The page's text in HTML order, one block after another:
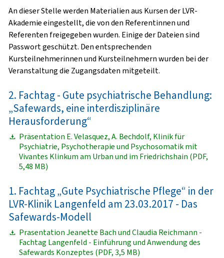
An dieser Stelle werden Materialien aus Kursen der LVR-
Akademie eingestellt, die von den Referentinnen und
Referenten freigegeben wurden. Einige der Dateien sind
Passwort geschützt. Den entsprechenden
Kursteilnehmerinnen und Kursteilnehmern wurden bei der
Veranstaltung die Zugangsdaten mitgeteilt.
2. Fachtag - Gute psychiatrische Behandlung:
„Safewards, eine interdisziplinäre
Herausforderung“
Präsentation E. Velasquez, A. Bechdolf, Klinik für
Psychiatrie, Psychotherapie und Psychosomatik mit
Vivantes Klinkum am Urban und im Friedrichshain (PDF,
5,48 MB)
1. Fachtag „Gute Psychiatrische Pflege“ in der
LVR-Klinik Langenfeld am 23.03.2017 - Das
Safewards-Modell
Prasentation Jeanette Bach und Claudia Reichmann -
Fachtag Langenfeld - Einführung und Anwendung des
Safewards Konzeptes (PDF, 3,5 MB)